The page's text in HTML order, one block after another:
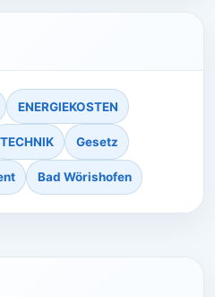
ENERGIEKOSTEN
TECHNIK Gesetz
Bad Wörishofen